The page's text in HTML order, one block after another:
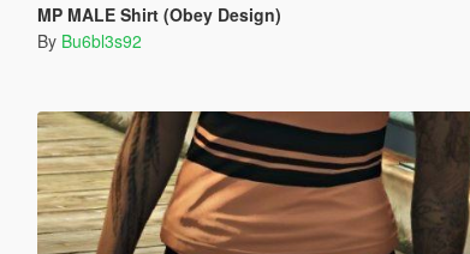
MP MALE Shirt (Obey Design)
By Bu6bl3s92